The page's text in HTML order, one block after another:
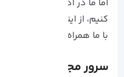
اما ما در ادامه این مقاله
کنیم، از اینکه در یکی دیگر از
با ما همراه هستید بسیار
سرور مجازی